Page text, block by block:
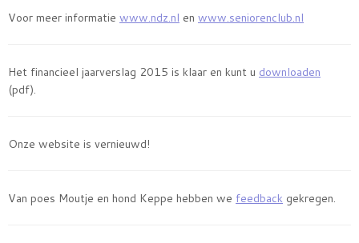
Voor meer informatie www.ndz.nl en www.seniorenclub.nl
Het financieel jaarverslag 2015 is klaar en kunt u downloaden
(pdf).
Onze website is vernieuwd!
Van poes Moutje en hond Keppe hebben we feedback gekregen.